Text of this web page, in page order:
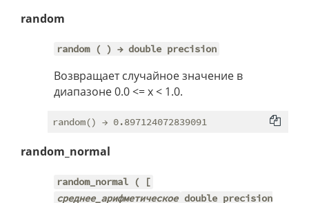
random
random ( ) → double precision
Возвращает случайное значение в
диапазоне 0.0 <= x < 1.0.
random_normal
random_normal ( [
среднее_арифметическое double precision